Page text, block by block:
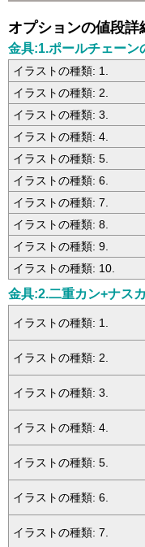
オプションの値段詳
金具:1.ポールチェーン
イラストの種類: 1.
イラストの種類: 2.
イラストの種類: 3.
イラストの種類: 4.
イラストの種類: 5.
イラストの種類: 6.
イラストの種類: 7.
イラストの種類: 8.
イラストの種類: 9.
イラストの種類: 10.
金具:2.二重カン+ナス
イラストの種類: 1.
イラストの種類: 2.
イラストの種類: 3.
イラストの種類: 4.
イラストの種類: 5.
イラストの種類: 6.
イラストの種類: 7.